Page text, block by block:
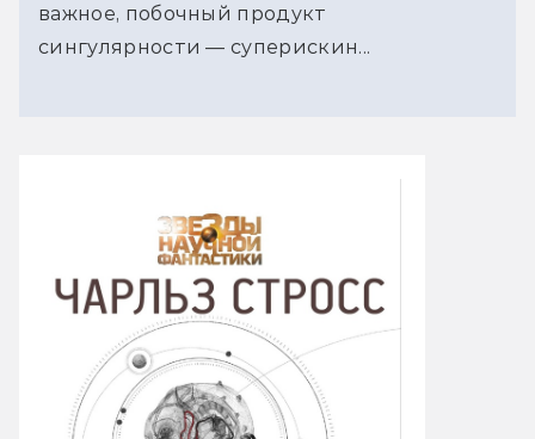
важное, побочный продукт
сингулярности — суперискин...